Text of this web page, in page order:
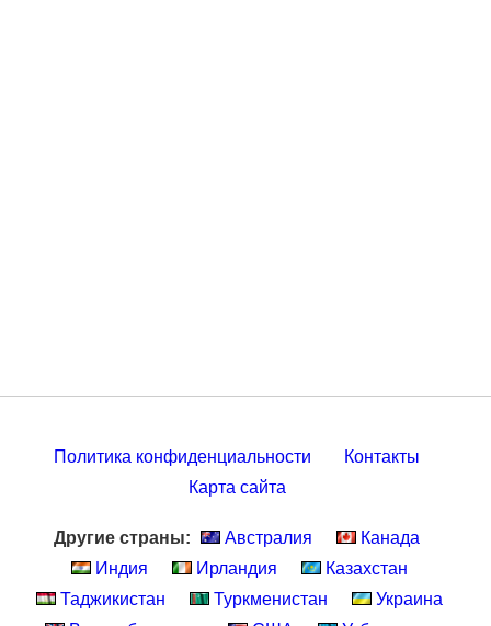
Политика конфиденциальности
Контакты
Карта сайта
Другие страны: Австралия
Канада
Индия
Ирландия
Казахстан
Таджикистан
Туркменистан
Украина